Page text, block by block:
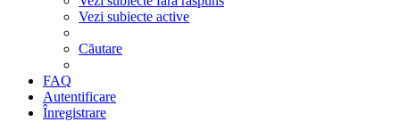
Vezi subiecte active
Căutare
FAQ
Autentificare
Înregistrare